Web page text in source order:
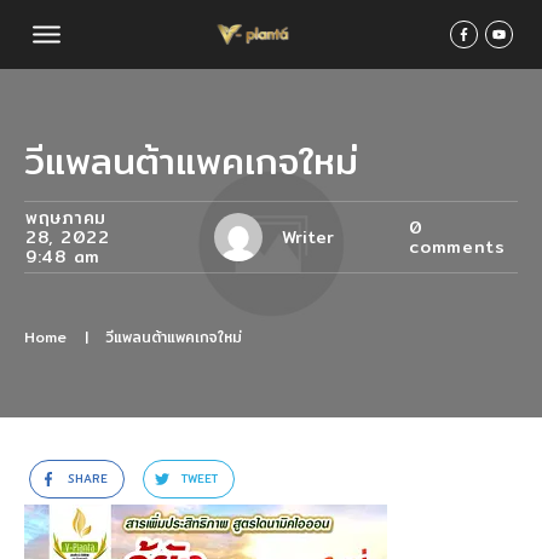
วีแพลนต้าแพคเกจใหม่
พฤษภาคม
28, 2022
9:48 am
Writer 0
comments
Home | วีแพลนต้าแพคเกจใหม่
SHARE TWEET